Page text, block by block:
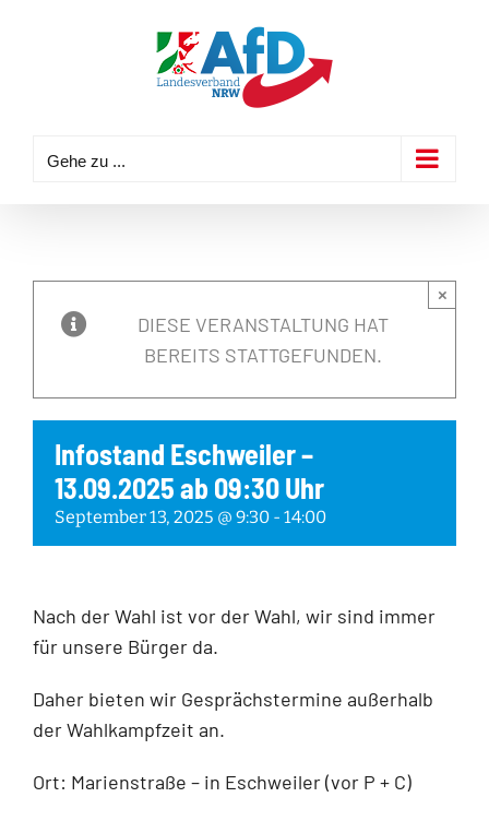
Gehe zu ...
DIESE VERANSTALTUNG HAT
BEREITS STATTGEFUNDEN.
×
Infostand Eschweiler –
13.09.2025 ab 09:30 Uhr
September 13, 2025 @ 9:30 - 14:00
Nach der Wahl ist vor der Wahl, wir sind immer
für unsere Bürger da.
Daher bieten wir Gesprächstermine außerhalb
der Wahlkampfzeit an.
Ort: Marienstraße – in Eschweiler (vor P + C)